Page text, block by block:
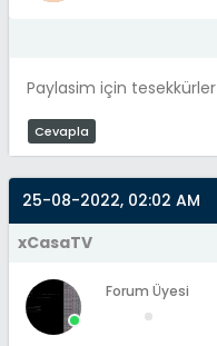
Paylasim için tesekkürler
Cevapla
25-08-2022, 02:02 AM
xCasaTV
Forum Üyesi